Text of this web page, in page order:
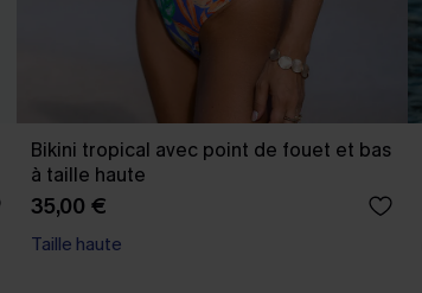
Bikini tropical avec point de fouet et bas
à taille haute
35,00 €
Taille haute